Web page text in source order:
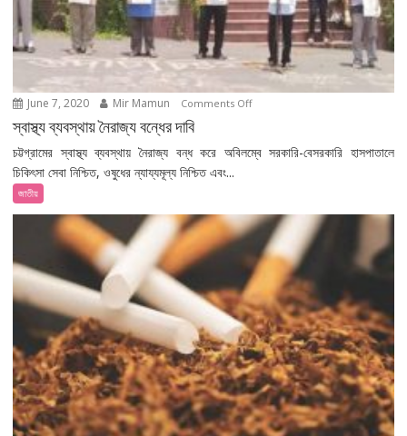
June 7, 2020 Mir Mamun Comments Offon
নৈরাজ্য
স্বাস্থ্য ব্যবস্থায় নৈরাজ্য বন্ধের দাবি
চট্টগ্রামের স্বাস্থ্য ব্যবস্থায় নৈরাজ্য বন্ধ করে অবিলম্বে সরকারি-বেসরকারি হাসপাতালে
চিকিৎসা সেবা নিশ্চিত, ওষুধের ন্যায্যমূল্য নিশ্চিত এবং...
জাতীয়